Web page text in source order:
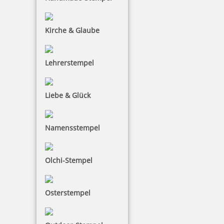
Kirche & Glaube
Lehrerstempel
Liebe & Glück
Namensstempel
Olchi-Stempel
Osterstempel
Modico P3 Taschenstempel bis 4 Zeilen Text
Jetzt gestalten